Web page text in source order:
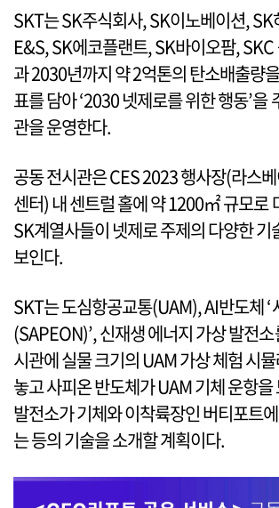
SKT는 SK주식회사, SK이노베이션,
E&S, SK에코플랜트, SK바이오팜,
과 2030년까지 약 2억톤의 탄소배출량
표를 담아 ‘2030 넷제로를 위한 행동’을
관을 운영한다.
공동 전시관은 CES 2023 행사장(라스
센터) 내 센트럴 홀에 약 1200㎡ 규모로
SK계열사들이 넷제로 주제의 다양한 기
보인다.
SKT는 도심항공교통(UAM), AI반도체 ‘
(SAPEON)’, 신재생 에너지 가상 발전
시관에 실물 크기의 UAM 가상 체험 시
놓고 사피온 반도체가 UAM 기체 운항
발전소가 기체와 이착륙장인 버티포트
는 등의 기술을 소개할 계획이다.